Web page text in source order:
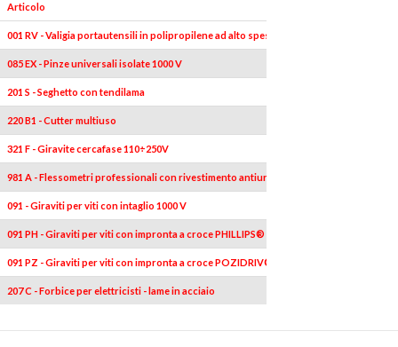
Articolo
001 RV - Valigia portautensili in polipropilene ad alto spessore (vuota)
085 EX - Pinze universali isolate 1000 V
201 S - Seghetto con tendilama
220 B1 - Cutter multiuso
321 F - Giravite cercafase 110÷250V
981 A - Flessometri professionali con rivestimento antiurto
091 - Giraviti per viti con intaglio 1000 V
091 PH - Giraviti per viti con impronta a croce PHILLIPS® 1000 V
091 PZ - Giraviti per viti con impronta a croce POZIDRIV® - SUPADRIV® 1000 V
207 C - Forbice per elettricisti - lame in acciaio